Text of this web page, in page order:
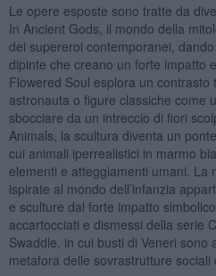
Le opere esposte sono tratte da
In Ancient Gods, il mondo della
dei supereroi contemporanei,
dipinte che creano un forte impatto
Flowered Soul esplora un
astronauta o figure classiche come
sbocciare da un intreccio di fiori
Animals, la scultura diventa un
cui animali iperrealistici in marmo
elementi e atteggiamenti umani. La
ispirate al mondo dell’infanzia
e sculture dal forte impatto
accartocciati e dismessi della serie
Swaddle, in cui busti di Veneri sono
metafora delle sovrastrutture sociali